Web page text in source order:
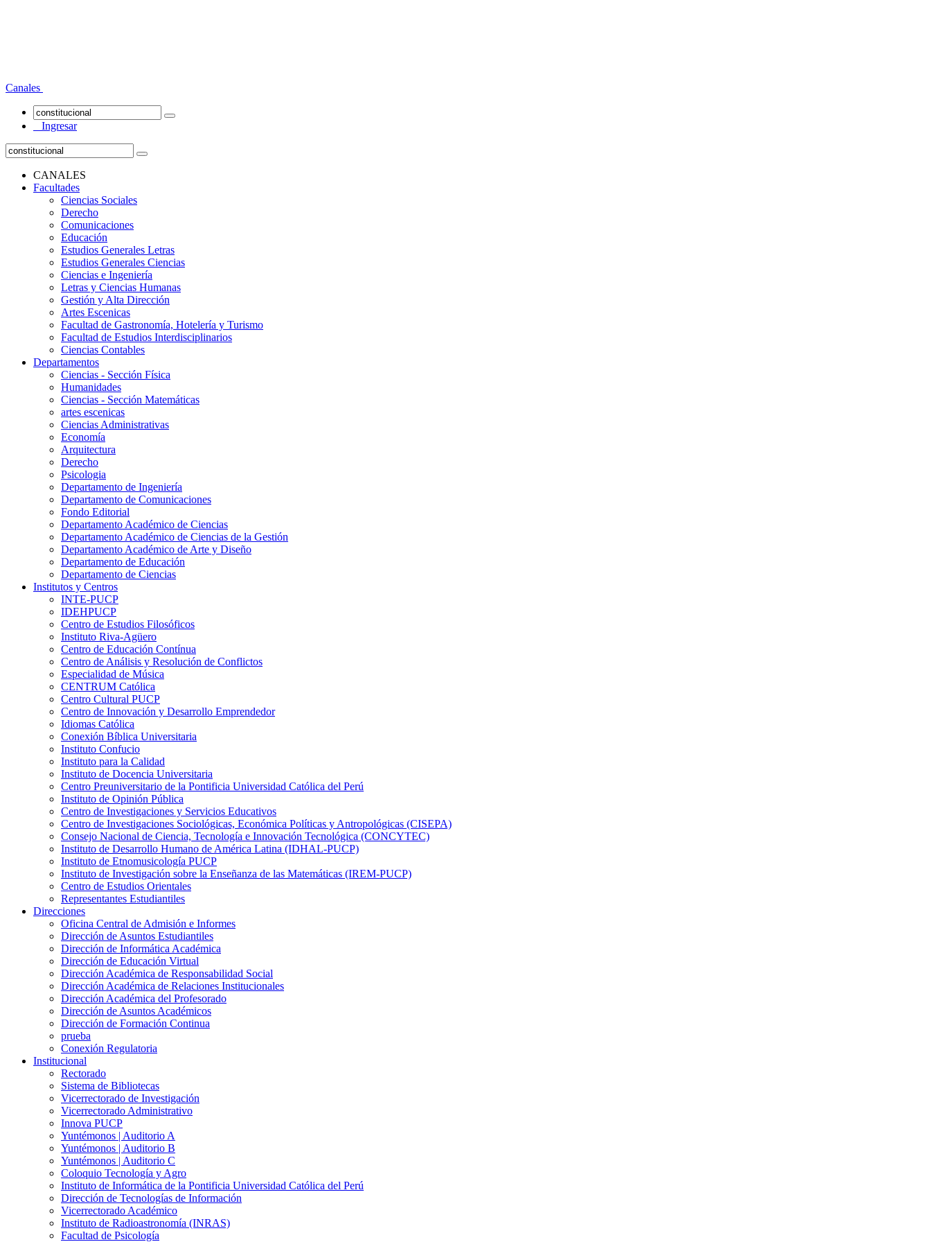
Canales
Ingresar
CANALES
Facultades
Ciencias Sociales
Derecho
Comunicaciones
Educación
Estudios Generales Letras
Estudios Generales Ciencias
Ciencias e Ingeniería
Letras y Ciencias Humanas
Gestión y Alta Dirección
Artes Escenicas
Facultad de Gastronomía, Hotelería y Turismo
Facultad de Estudios Interdisciplinarios
Ciencias Contables
Departamentos
Ciencias - Sección Física
Humanidades
Ciencias - Sección Matemáticas
artes escenicas
Ciencias Administrativas
Economía
Arquitectura
Derecho
Psicologia
Departamento de Ingeniería
Departamento de Comunicaciones
Fondo Editorial
Departamento Académico de Ciencias
Departamento Académico de Ciencias de la Gestión
Departamento Académico de Arte y Diseño
Departamento de Educación
Departamento de Ciencias
Institutos y Centros
INTE-PUCP
IDEHPUCP
Centro de Estudios Filosóficos
Instituto Riva-Agüero
Centro de Educación Contínua
Centro de Análisis y Resolución de Conflictos
Especialidad de Música
CENTRUM Católica
Centro Cultural PUCP
Centro de Innovación y Desarrollo Emprendedor
Idiomas Católica
Conexión Bíblica Universitaria
Instituto Confucio
Instituto para la Calidad
Instituto de Docencia Universitaria
Centro Preuniversitario de la Pontificia Universidad Católica del Perú
Instituto de Opinión Pública
Centro de Investigaciones y Servicios Educativos
Centro de Investigaciones Sociológicas, Económica Políticas y Antropológicas (CISEPA)
Consejo Nacional de Ciencia, Tecnología e Innovación Tecnológica (CONCYTEC)
Instituto de Desarrollo Humano de América Latina (IDHAL-PUCP)
Instituto de Etnomusicología PUCP
Instituto de Investigación sobre la Enseñanza de las Matemáticas (IREM-PUCP)
Centro de Estudios Orientales
Representantes Estudiantiles
Direcciones
Oficina Central de Admisión e Informes
Dirección de Asuntos Estudiantiles
Dirección de Informática Académica
Dirección de Educación Virtual
Dirección Académica de Responsabilidad Social
Dirección Académica de Relaciones Institucionales
Dirección Académica del Profesorado
Dirección de Asuntos Académicos
Dirección de Formación Continua
prueba
Conexión Regulatoria
Institucional
Rectorado
Sistema de Bibliotecas
Vicerrectorado de Investigación
Vicerrectorado Administrativo
Innova PUCP
Yuntémonos | Auditorio A
Yuntémonos | Auditorio B
Yuntémonos | Auditorio C
Coloquio Tecnología y Agro
Instituto de Informática de la Pontificia Universidad Católica del Perú
Dirección de Tecnologías de Información
Vicerrectorado Académico
Instituto de Radioastronomía (INRAS)
Facultad de Psicología